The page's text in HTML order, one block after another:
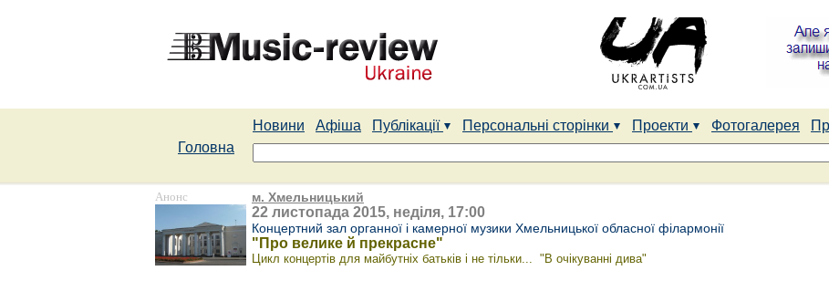
Новини Афіша Публікації Персональні сторінки Проекти Фотогалерея
Головна
Анонс м. Хмельницький
22 листопада 2015, неділя, 17:00
Концертний зал органної і камерної музики Хмельницької обласної філармонії
"Про велике й прекрасне"
Цикл концертів для майбутніх батьків і не тільки... "В очікуванні дива"